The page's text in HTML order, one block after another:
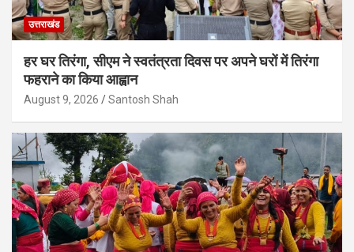
उत्तराखंड
हर घर तिरंगा, सीएम ने स्वतंत्रता दिवस पर अपने घरों में तिरंगा
फहराने का किया आह्वान
August 9, 2026 Santosh Shah